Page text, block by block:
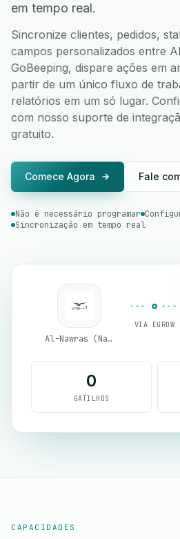
em tempo real.
Sincronize clientes, pedidos,
campos personalizados entre
GoBeeping, dispare ações em
partir de um único fluxo de
relatórios em um só lugar.
com nosso suporte de
gratuito.
Comece Agora Fale
Não é necessário programar
Sincronização em tempo real
Al-Nawras (Nawris)
VIA EGROW
0
GATILHOS
CAPACIDADES